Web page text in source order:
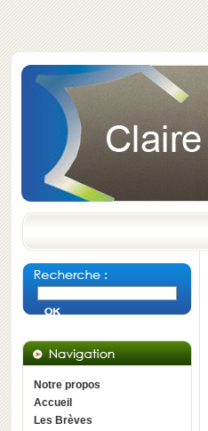
Notre propos
Accueil
Les Brèves